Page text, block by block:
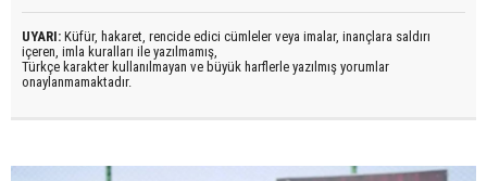
UYARI: Küfür, hakaret, rencide edici cümleler veya imalar, inançlara saldırı
içeren, imla kuralları ile yazılmamış,
Türkçe karakter kullanılmayan ve büyük harflerle yazılmış yorumlar
onaylanmamaktadır.